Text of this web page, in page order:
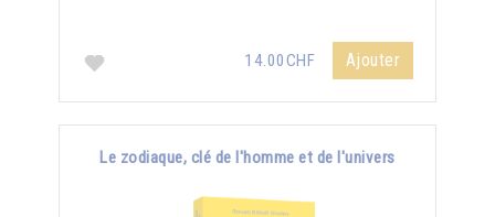
14.00CHF Ajouter
Le zodiaque, clé de l'homme et de l'univers